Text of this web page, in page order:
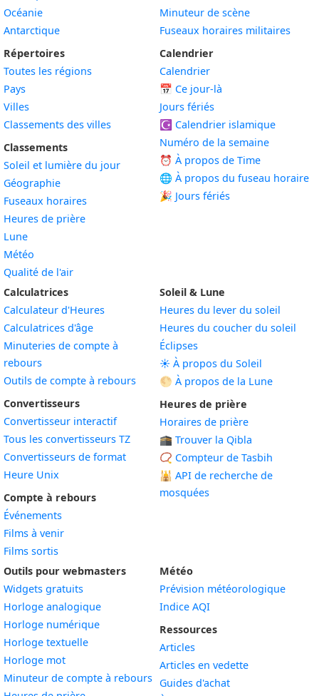
Océanie
Antarctique
Répertoires
Toutes les régions
Pays
Villes
Classements des villes
Classements
Soleil et lumière du jour
Géographie
Fuseaux horaires
Heures de prière
Lune
Météo
Qualité de l'air
Minuteur de scène
Fuseaux horaires militaires
Calendrier
Calendrier
📅 Ce jour-là
Jours fériés
☪️ Calendrier islamique
Numéro de la semaine
⏰ À propos de Time
🌐 À propos du fuseau horaire
🎉 Jours fériés
Calculatrices
Calculateur d'Heures
Calculatrices d'âge
Minuteries de compte à
rebours
Outils de compte à rebours
Convertisseurs
Convertisseur interactif
Tous les convertisseurs TZ
Convertisseurs de format
Heure Unix
Compte à rebours
Événements
Films à venir
Films sortis
Soleil & Lune
Heures du lever du soleil
Heures du coucher du soleil
Éclipses
☀️ À propos du Soleil
🌕 À propos de la Lune
Heures de prière
Horaires de prière
🕋 Trouver la Qibla
📿 Compteur de Tasbih
🕌 API de recherche de
mosquées
Outils pour webmasters
Widgets gratuits
Horloge analogiqueWidget
Horloge numériqueWidget
Horloge textuelleWidget
Horloge motWidget
Minuteur de compte à rebours Widget
Météo
Prévision météorologique
Indice AQI
Ressources
Articles
Articles en vedette
Guides d'achat